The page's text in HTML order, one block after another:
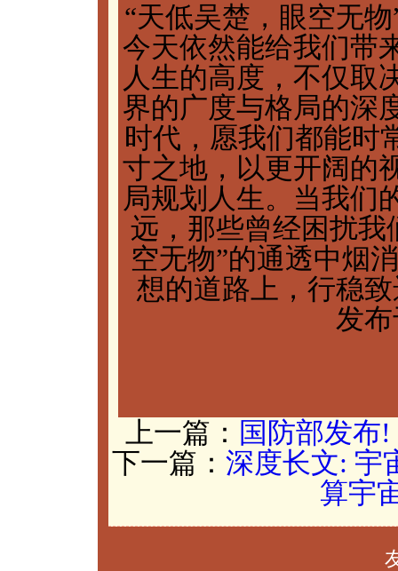
“天低吴楚，眼空无
今天依然能给我们带
人生的高度，不仅取
界的广度与格局的深
时代，愿我们都能时
寸之地，以更开阔的
局规划人生。当我们
远，那些曾经困扰我
空无物”的通透中烟
想的道路上，行稳
发
上一篇： 国防部发布
下一篇：深度长文: 宇
算宇